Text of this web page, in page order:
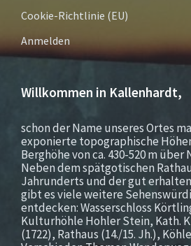
Cookie-Richtlinie (EU)
Anmelden
Willkommen in Kallenhardt,
schon der Name unseres Ortes
exponierte topographische
Berghöhe von ca. 430-520 m über
Neben dem spätgotischen
Jahrunderts und der gut
gibt es viele weitere
entdecken: Wasserschloss
Kulturhöhle Hohler Stein, Kath.
(1722), Rathaus (14./15. Jh.),